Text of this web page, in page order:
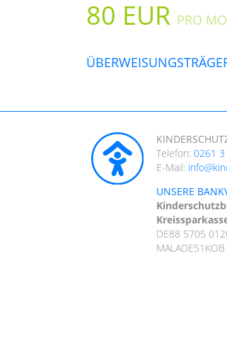
80 EUR PRO
Telefon: 0261 3
E-Mail:
UNSERE
DE88 5705
MALADE51KOB